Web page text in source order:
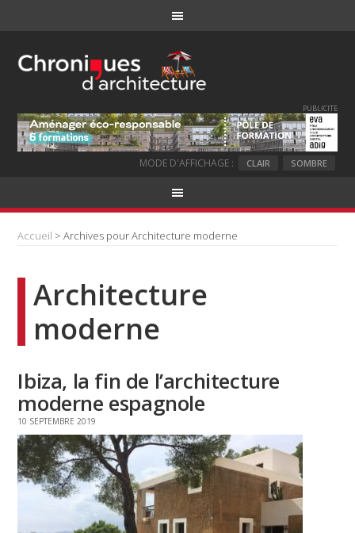
PUBLICITE
MODE D'AFFICHAGE : CLAIR SOMBRE
Accueil > Archives pour Architecture moderne
Architecture
moderne
Ibiza, la fin de l’architecture
moderne espagnole
10 SEPTEMBRE 2019